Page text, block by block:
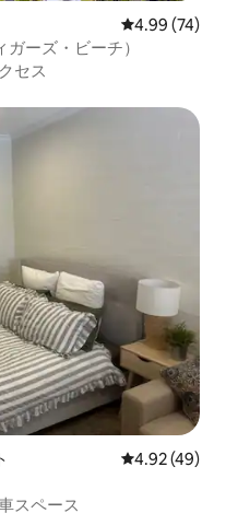
レビュー74
4.99 (74)
ーズ・ビーチ）
セス
レビュー49
4.92 (49)
スペース